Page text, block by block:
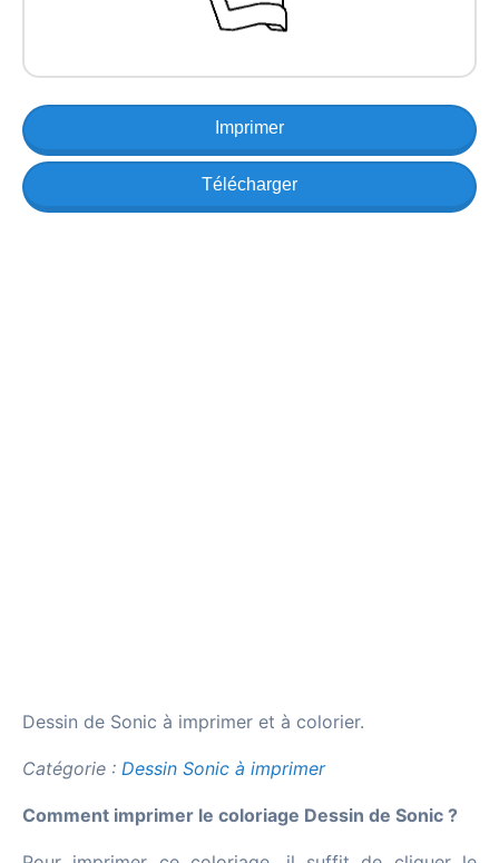
Imprimer
Télécharger
Dessin de Sonic à imprimer et à colorier.
Catégorie : Dessin Sonic à imprimer
Comment imprimer le coloriage Dessin de Sonic ?